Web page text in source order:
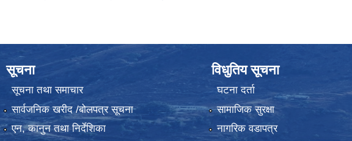
सूचना
सूचना तथा समाचार
सार्वजनिक खरीद /बोलपत्र सूचना
एन, कानुन तथा निर्देशिका
विधुतिय सूचना
घटना दर्ता
सामाजिक सुरक्षा
नागरिक वडापत्र